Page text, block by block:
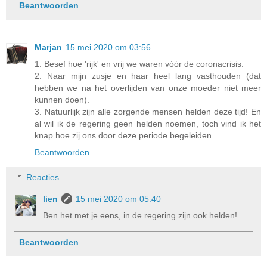
Beantwoorden
Marjan 15 mei 2020 om 03:56
1. Besef hoe 'rijk' en vrij we waren vóór de coronacrisis.
2. Naar mijn zusje en haar heel lang vasthouden (dat
hebben we na het overlijden van onze moeder niet meer
kunnen doen).
3. Natuurlijk zijn alle zorgende mensen helden deze tijd! En
al wil ik de regering geen helden noemen, toch vind ik het
knap hoe zij ons door deze periode begeleiden.
Beantwoorden
Reacties
lien
15 mei 2020 om 05:40
Ben het met je eens, in de regering zijn ook helden!
Beantwoorden